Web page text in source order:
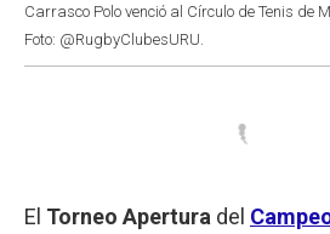
Carrasco Polo venció al Círculo de Tenis de
Foto: @RugbyClubesURU.
El Torneo Apertura del